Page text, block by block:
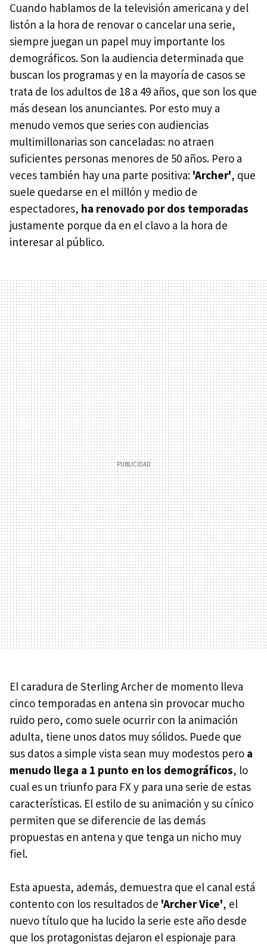
Cuando hablamos de la televisión americana y del
listón a la hora de renovar o cancelar una serie,
siempre juegan un papel muy importante los
demográficos. Son la audiencia determinada que
buscan los programas y en la mayoría de casos se
trata de los adultos de 18 a 49 años, que son los que
más desean los anunciantes. Por esto muy a
menudo vemos que series con audiencias
multimillonarias son canceladas: no atraen
suficientes personas menores de 50 años. Pero a
veces también hay una parte positiva: 'Archer', que
suele quedarse en el millón y medio de
espectadores, ha renovado por dos temporadas
justamente porque da en el clavo a la hora de
interesar al público.
El caradura de Sterling Archer de momento lleva
cinco temporadas en antena sin provocar mucho
ruido pero, como suele ocurrir con la animación
adulta, tiene unos datos muy sólidos. Puede que
sus datos a simple vista sean muy modestos pero a
menudo llega a 1 punto en los demográficos, lo
cual es un triunfo para FX y para una serie de estas
características. El estilo de su animación y su cínico
permiten que se diferencie de las demás
propuestas en antena y que tenga un nicho muy
fiel.
Esta apuesta, además, demuestra que el canal está
contento con los resultados de 'Archer Vice', el
nuevo título que ha lucido la serie este año desde
que los protagonistas dejaron el espionaje para